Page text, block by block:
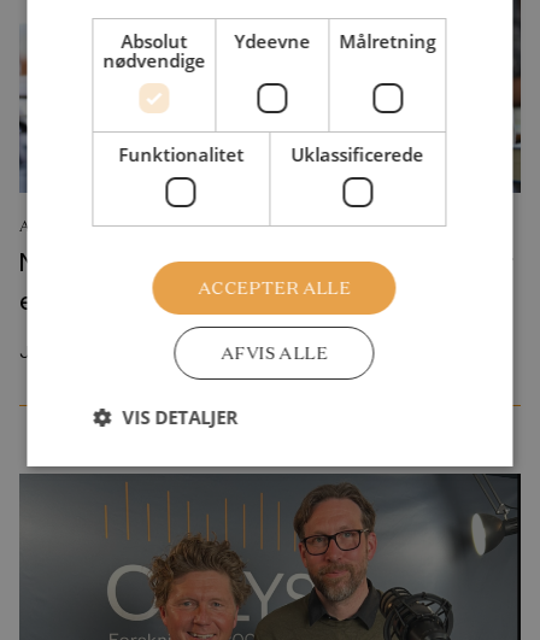
ANALYSE
Ny ”prøve-pakke” i folkeskolen vil give piger
et endnu større karakterforspring
Juni 2026
Absolut
nødvendige
Ydeevne Målretning
Funktionalitet Uklassificerede
ACCEPTER ALLE
AFVIS ALLE
VIS DETALJER